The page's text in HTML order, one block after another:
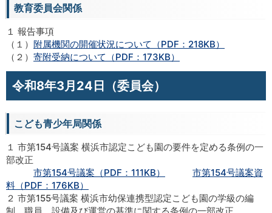
教育委員会関係
１ 報告事項
（１） 附属機関の開催状況について（PDF：218KB）
（２） 寄附受納について（PDF：173KB）
令和8年3月24日（委員会）
こども青少年局関係
１ 市第154号議案 横浜市認定こども園の要件を定める条例の一
部改正
市第154号議案（PDF：111KB）
市第154号議案資
料（PDF：176KB）
２ 市第155号議案 横浜市幼保連携型認定こども園の学級の編